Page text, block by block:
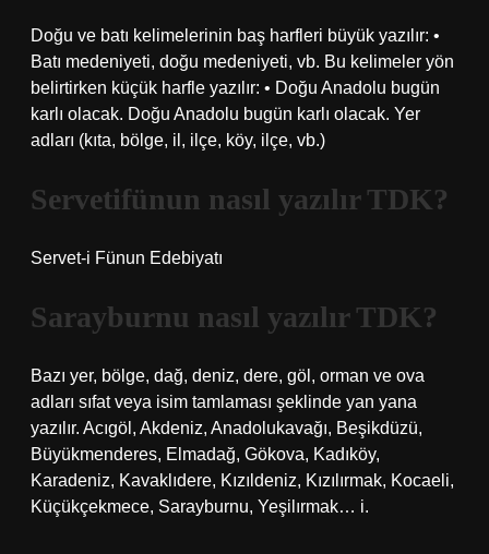
Doğu ve batı kelimelerinin baş harfleri büyük yazılır: •
Batı medeniyeti, doğu medeniyeti, vb. Bu kelimeler yön
belirtirken küçük harfle yazılır: • Doğu Anadolu bugün
karlı olacak. Doğu Anadolu bugün karlı olacak. Yer
adları (kıta, bölge, il, ilçe, köy, ilçe, vb.)
Servetifünun nasıl yazılır TDK?
Servet-i Fünun Edebiyatı
Sarayburnu nasıl yazılır TDK?
Bazı yer, bölge, dağ, deniz, dere, göl, orman ve ova
adları sıfat veya isim tamlaması şeklinde yan yana
yazılır. Acıgöl, Akdeniz, Anadolukavağı, Beşikdüzü,
Büyükmenderes, Elmadağ, Gökova, Kadıköy,
Karadeniz, Kavaklıdere, Kızıldeniz, Kızılırmak, Kocaeli,
Küçükçekmece, Sarayburnu, Yeşilırmak… i.